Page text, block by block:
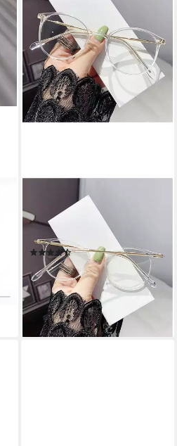
Brille Damen Herren
Selbsttönend Anti Blaulicht
Ultraleicht Mode Rundrahmen
(8)
23,99 € 29,99 €
-20%
lieferbar in 3 Wochen